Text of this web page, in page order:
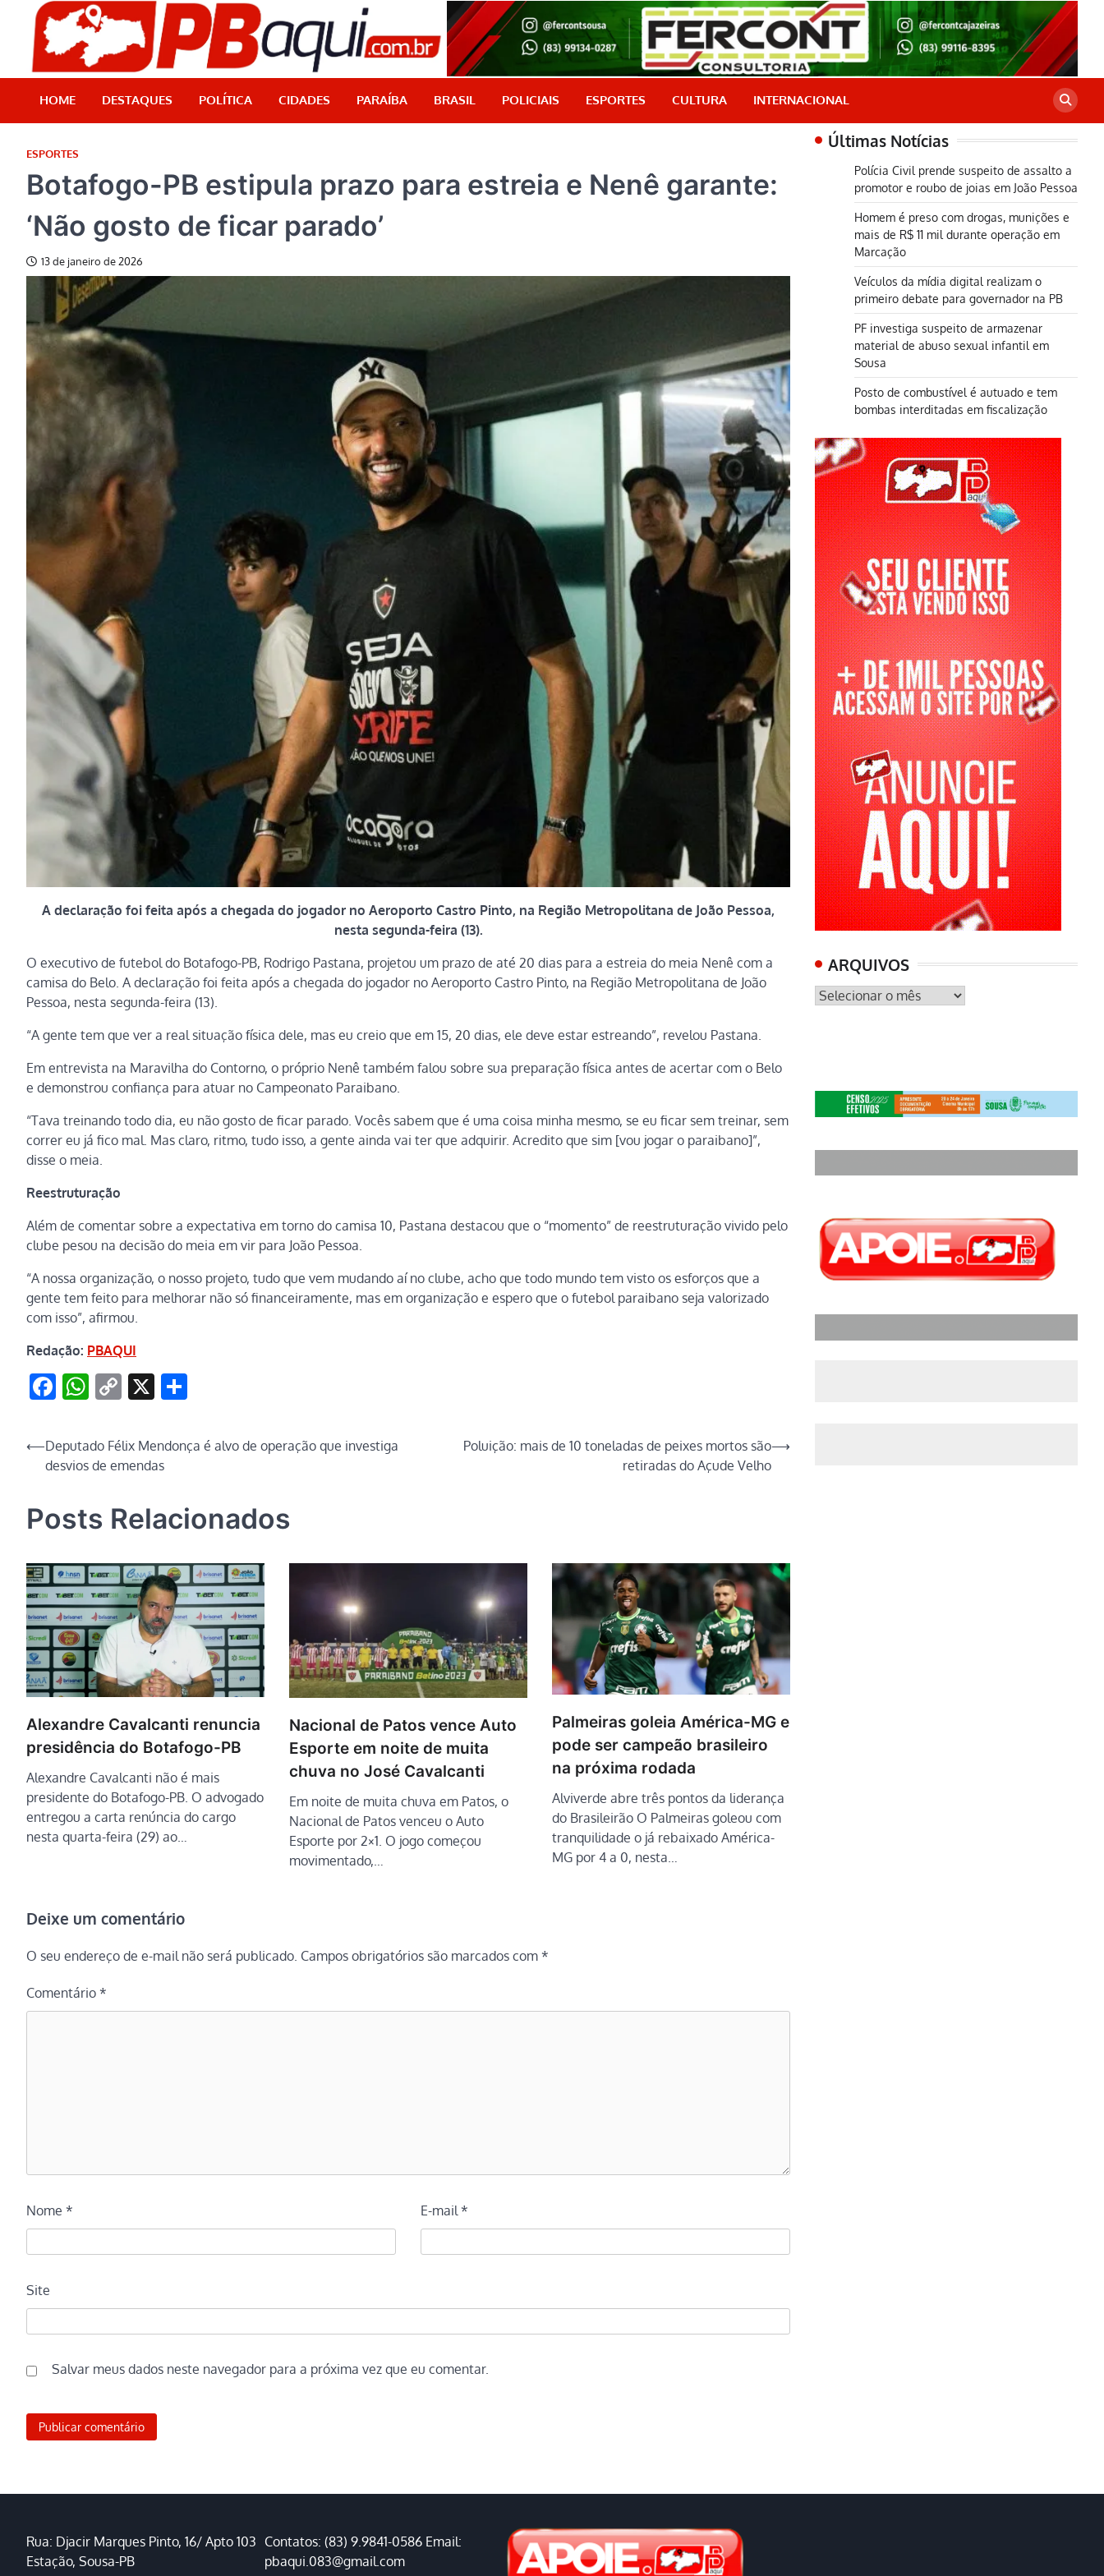
content
PB Aqui
Jornalismo com credibilidade, é aqui!
HOME DESTAQUES POLÍTICA CIDADES PARAÍBA BRASIL POLICIAIS ESPORTES CULTURA INTERNACIONAL
ESPORTES
Botafogo-PB estipula prazo para estreia e Nenê garante:
‘Não gosto de ficar parado’
13 de janeiro de 2026
A declaração foi feita após a chegada do jogador no Aeroporto Castro Pinto, na Região Metropolitana de João Pessoa,
nesta segunda-feira (13).
O executivo de futebol do Botafogo-PB, Rodrigo Pastana, projetou um prazo de até 20 dias para a estreia do meia Nenê com a
camisa do Belo. A declaração foi feita após a chegada do jogador no Aeroporto Castro Pinto, na Região Metropolitana de João
Pessoa, nesta segunda-feira (13).
“A gente tem que ver a real situação física dele, mas eu creio que em 15, 20 dias, ele deve estar estreando”, revelou Pastana.
Em entrevista na Maravilha do Contorno, o próprio Nenê também falou sobre sua preparação física antes de acertar com o Belo
e demonstrou confiança para atuar no Campeonato Paraibano.
“Tava treinando todo dia, eu não gosto de ficar parado. Vocês sabem que é uma coisa minha mesmo, se eu ficar sem treinar, sem
correr eu já fico mal. Mas claro, ritmo, tudo isso, a gente ainda vai ter que adquirir. Acredito que sim [vou jogar o paraibano]”,
disse o meia.
Reestruturação
Além de comentar sobre a expectativa em torno do camisa 10, Pastana destacou que o “momento” de reestruturação vivido pelo
clube pesou na decisão do meia em vir para João Pessoa.
“A nossa organização, o nosso projeto, tudo que vem mudando aí no clube, acho que todo mundo tem visto os esforços que a
gente tem feito para melhorar não só financeiramente, mas em organização e espero que o futebol paraibano seja valorizado
com isso”, afirmou.
Redação: PBAQUI
Facebook
WhatsApp
Copy
X
Navegação
de
⟵Deputado Félix Mendonça é alvo de operação que investiga
desvios de emendas
Poluição: mais de 10 toneladas de peixes mortos são
retiradas do Açude Velho
⟶
Posts Relacionados
Alexandre Cavalcanti renuncia
presidência do Botafogo-PB
Alexandre Cavalcanti não é mais
presidente do Botafogo-PB. O advogado
entregou a carta renúncia do cargo
nesta quarta-feira (29) ao…
Nacional de Patos vence Auto
Esporte em noite de muita
chuva no José Cavalcanti
Em noite de muita chuva em Patos, o
Nacional de Patos venceu o Auto
Esporte por 2×1. O jogo começou
movimentado,…
Palmeiras goleia América-MG e
pode ser campeão brasileiro
na próxima rodada
Alviverde abre três pontos da liderança
do Brasileirão O Palmeiras goleou com
tranquilidade o já rebaixado América-
MG por 4 a 0, nesta…
Deixe um comentário
O seu endereço de e-mail não será publicado. Campos obrigatórios são marcados com *
Comentário *
Nome * E-mail *
Site
Salvar meus dados neste navegador para a próxima vez que eu comentar.
Últimas Notícias
Polícia Civil prende suspeito de assalto a
promotor e roubo de joias em João Pessoa
Homem é preso com drogas, munições e
mais de R$ 11 mil durante operação em
Marcação
Veículos da mídia digital realizam o
primeiro debate para governador na PB
PF investiga suspeito de armazenar
material de abuso sexual infantil em
Sousa
Posto de combustível é autuado e tem
bombas interditadas em fiscalização
ARQUIVOS
ARQUIVOS
Rua: Djacir Marques Pinto, 16/ Apto 103
Estação, Sousa-PB
Contatos: (83) 9.9841-0586 Email:
pbaqui.083@gmail.com